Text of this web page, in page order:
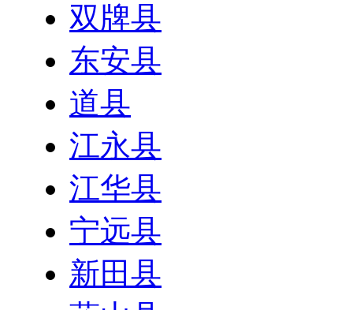
双牌县
东安县
道县
江永县
江华县
宁远县
新田县